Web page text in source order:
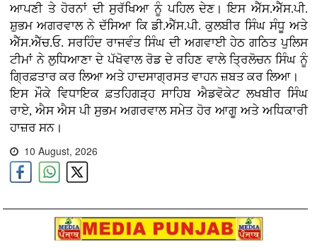
ਆਪਣੀ ਤੇ ਹੋਰਨਾਂ ਦੀ ਸੁਰੱਖਿਆ ਨੂੰ ਪਹਿਲ ਦੇਣ। ਇਸ ਐੱਸ.ਐੱਸ.ਪੀ.
ਸ਼ੁਭਮ ਅਗਰਵਾਲ ਨੇ ਦੱਸਿਆ ਕਿ ਡੀ.ਐੱਸ.ਪੀ. ਕੁਲਬੀਰ ਸਿੰਘ ਸੰਧੂ ਅਤੇ
ਐੱਸ.ਐੱਚ.ਓ. ਸਰਹਿੰਦ ਰਾਜਵੰਤ ਸਿੰਘ ਦੀ ਅਗਵਾਈ ਹੇਠ ਗਠਿਤ ਪੁਲਿਸ
ਟੀਮਾਂ ਨੇ ਲੁਧਿਆਣਾ ਦੇ ਪੱਖੋਵਾਲ ਰੋਡ ਦੇ ਰਹਿਣ ਵਾਲੇ ਤ੍ਰਿਲੋਚਨ ਸਿੰਘ ਨੂੰ
ਗ੍ਰਿਫ਼ਤਾਰ ਕਰ ਲਿਆ ਅਤੇ ਹਾਦਸਾਗ੍ਰਸਤ ਵਾਹਨ ਜ਼ਬਤ ਕਰ ਲਿਆ।
ਇਸ ਮੌਕੇ ਵਿਧਾਇਕ ਫ਼ਤਹਿਗੜ੍ਹ ਸਾਹਿਬ ਐਡਵੋਕੇਟ ਲਖਬੀਰ ਸਿੰਘ
ਰਾਏ, ਐਸ ਐਸ ਪੀ ਸੁਭਮ ਅਗਰਵਾਲ ਸਮੇਤ ਹੋਰ ਆਗੂ ਅਤੇ ਅਧਿਕਾਰੀ
ਹਾਜ਼ਰ ਸਨ।
10 August, 2026